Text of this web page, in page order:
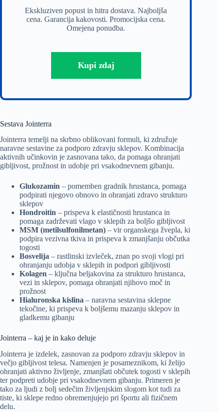
Ekskluziven popust in hitra dostava. Najboljša
cena. Garancija kakovosti. Promocijska cena.
Omejena ponudba.
Kupi zdaj
Sestava Jointerra
Jointerra temelji na skrbno oblikovani formuli, ki združuje
naravne sestavine za podporo zdravju sklepov. Kombinacija
aktivnih učinkovin je zasnovana tako, da pomaga ohranjati
gibljivost, prožnost in udobje pri vsakodnevnem gibanju.
Glukozamin – pomemben gradnik hrustanca, pomaga
podpirati njegovo obnovo in ohranjati zdravo strukturo
sklepov
Hondroitin – prispeva k elastičnosti hrustanca in
pomaga zadrževati vlago v sklepih za boljšo gibljivost
MSM (metilsulfonilmetan) – vir organskega žvepla, ki
podpira vezivna tkiva in prispeva k zmanjšanju občutka
togosti
Bosvelija – rastlinski izvleček, znan po svoji vlogi pri
ohranjanju udobja v sklepih in podpori gibljivosti
Kolagen – ključna beljakovina za strukturo hrustanca,
vezi in sklepov, pomaga ohranjati njihovo moč in
prožnost
Hialuronska kislina – naravna sestavina sklepne
tekočine, ki prispeva k boljšemu mazanju sklepov in
gladkemu gibanju
Jointerra – kaj je in kako deluje
Jointerra je izdelek, zasnovan za podporo zdravju sklepov in
večjo gibljivost telesa. Namenjen je posameznikom, ki želijo
ohranjati aktivno življenje, zmanjšati občutek togosti v sklepih
ter podpreti udobje pri vsakodnevnem gibanju. Primeren je
tako za ljudi z bolj sedečim življenjskim slogom kot tudi za
tiste, ki sklepe redno obremenjujejo pri športu ali fizičnem
delu.